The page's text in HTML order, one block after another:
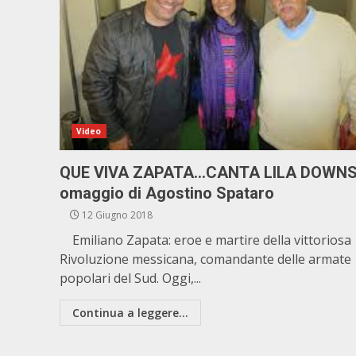
Video
QUE VIVA ZAPATA…CANTA LILA
omaggio di Agostino Spataro
12 Giugno 2018
Emiliano Zapata: eroe e martire della vittoriosa
Rivoluzione messicana, comandante delle armate
popolari del Sud. Oggi,...
Continua a leggere...